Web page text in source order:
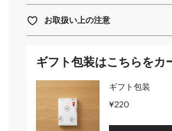
お取扱い上の注意
ギフト包装はこちらをカ